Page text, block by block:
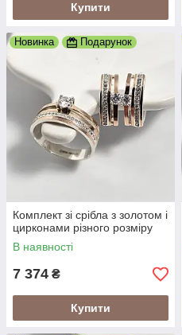
Купити
Новинка Подарунок
Комплект зі срібла з золотом і
цирконами різного розміру
В наявності
7 374 ₴
Купити